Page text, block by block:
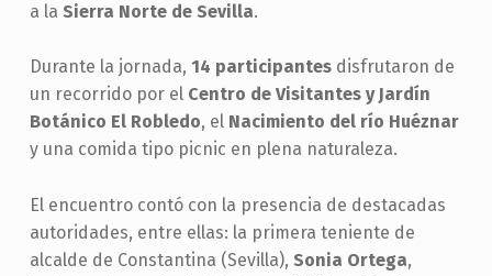
a la Sierra Norte de Sevilla.
Durante la jornada, 14 participantesdisfrutaron de
un recorrido por el Centro de Visitantes y Jardín
Botánico El Robledo, el Nacimiento del río Huéznar
y una comida tipo picnic en plena naturaleza.
El encuentro contó con la presencia de destacadas
autoridades, entre ellas: la primera teniente de
alcalde de Constantina (Sevilla), Sonia Ortega,